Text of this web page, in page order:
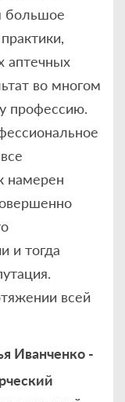
большое
аптечных
во многом
профессию.
намерен
и тогда
всей
Иванченко -